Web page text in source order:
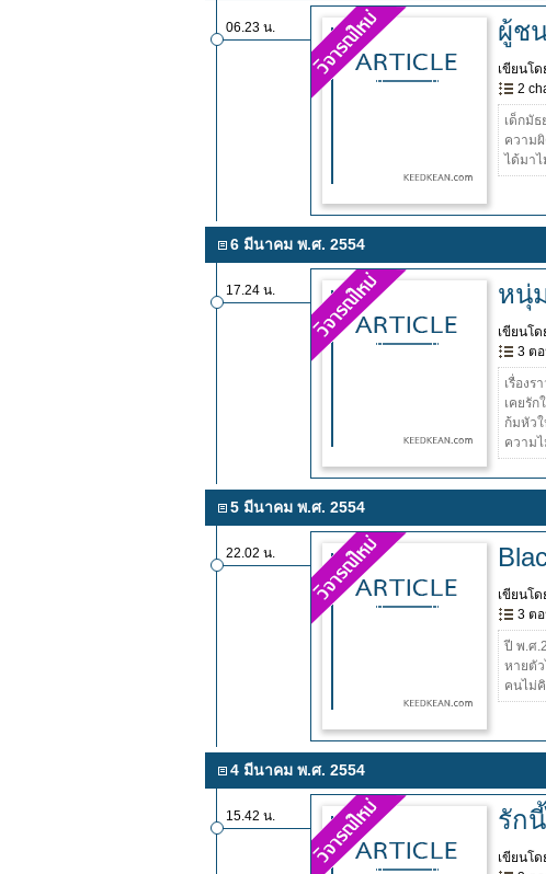
06.23 น. ผู้ช
เขียนโด
2
เด็กมั
ความ
ได้มา
6 มีนาคม พ.ศ. 2554
17.24 น. หนุ่
เขียนโด
3 ต
เรื่องร
เคยรั
ก้มหัว
ความ
5 มีนาคม พ.ศ. 2554
22.02 น.
เขียนโด
3 ต
ปี พ.ศ
หายตัว
คนไม่
4 มีนาคม พ.ศ. 2554
15.42 น. รัก
เขียนโด